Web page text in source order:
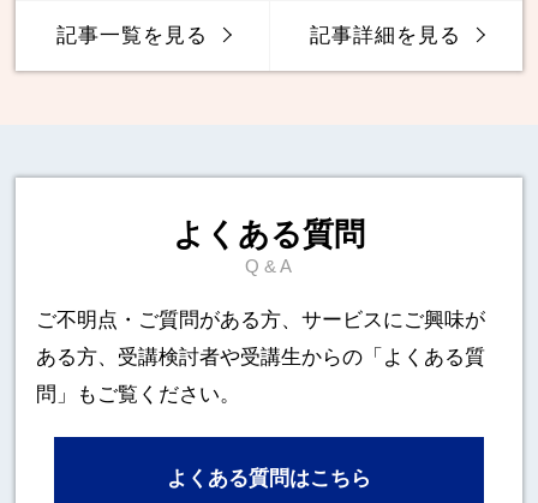
記事一覧を見る 記事詳細を見る
よくある質問
Q & A
ご不明点・ご質問がある方、サービスにご興味が
ある方、 受講検討者や受講生からの「よくある質
問」もご覧ください。
よくある質問はこちら